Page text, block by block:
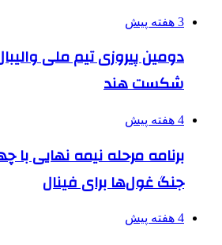
3 هفته پیش
دومین پیروزی تیم ملی
شکست هند
4 هفته پیش
برنامه مرحله نیمه نهایی
جنگ غول‌ها برای فینال
4 هفته پیش